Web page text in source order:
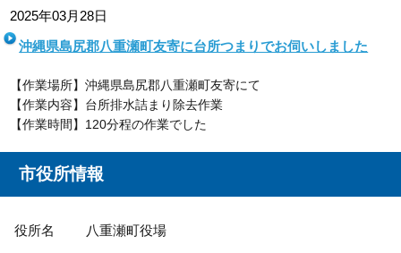
2025年03月28日
沖縄県島尻郡八重瀬町友寄に台所つまりでお伺いしました
【作業場所】沖縄県島尻郡八重瀬町友寄にて
【作業内容】台所排水詰まり除去作業
【作業時間】120分程の作業でした
市役所情報
役所名 八重瀬町役場